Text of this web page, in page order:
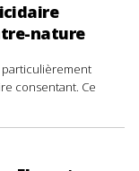
nature
particulièrement
consentant. Ce